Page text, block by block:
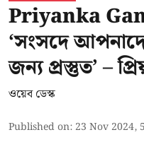
Priyanka
‘সংসদে
জন্য প্রস্তুত’ –
ওয়েব ডেস্ক
Published on: 23 Nov 2024,